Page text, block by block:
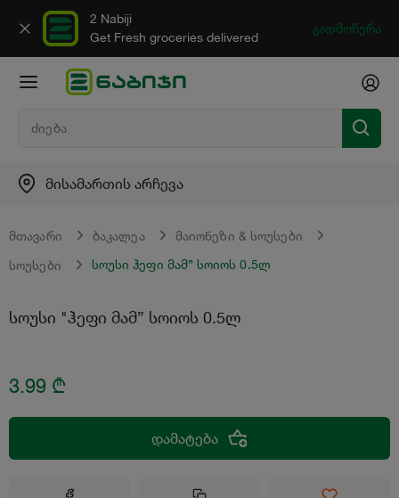
2 Nabiji
Get Fresh groceries delivered
გადმოწერა
მისამართის არჩევა
მთავარი ბაკალეა მაიონეზი & სოუსები
სოუსები სოუსი ჰეფი მამ” სოიოს 0.5ლ
სოუსი "ჰეფი მამ” სოიოს 0.5ლ
3.99 ₾
დამატება